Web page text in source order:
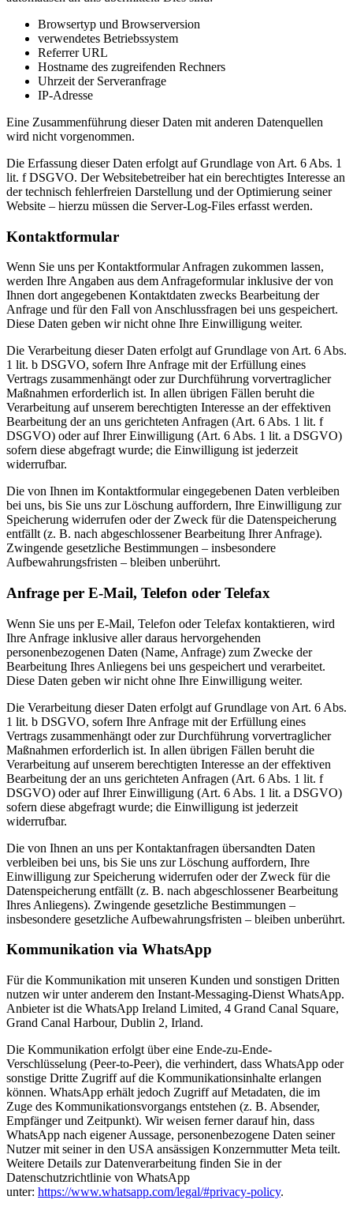
Browsertyp und Browserversion
verwendetes Betriebssystem
Referrer URL
Hostname des zugreifenden Rechners
Uhrzeit der Serveranfrage
IP-Adresse
Eine Zusammenführung dieser Daten mit anderen Datenquellen
wird nicht vorgenommen.
Die Erfassung dieser Daten erfolgt auf Grundlage von Art. 6 Abs. 1
lit. f DSGVO. Der Websitebetreiber hat ein berechtigtes Interesse an
der technisch fehlerfreien Darstellung und der Optimierung seiner
Website – hierzu müssen die Server-Log-Files erfasst werden.
Kontaktformular
Wenn Sie uns per Kontaktformular Anfragen zukommen lassen,
werden Ihre Angaben aus dem Anfrageformular inklusive der von
Ihnen dort angegebenen Kontaktdaten zwecks Bearbeitung der
Anfrage und für den Fall von Anschlussfragen bei uns gespeichert.
Diese Daten geben wir nicht ohne Ihre Einwilligung weiter.
Die Verarbeitung dieser Daten erfolgt auf Grundlage von Art. 6 Abs.
1 lit. b DSGVO, sofern Ihre Anfrage mit der Erfüllung eines
Vertrags zusammenhängt oder zur Durchführung vorvertraglicher
Maßnahmen erforderlich ist. In allen übrigen Fällen beruht die
Verarbeitung auf unserem berechtigten Interesse an der effektiven
Bearbeitung der an uns gerichteten Anfragen (Art. 6 Abs. 1 lit. f
DSGVO) oder auf Ihrer Einwilligung (Art. 6 Abs. 1 lit. a DSGVO)
sofern diese abgefragt wurde; die Einwilligung ist jederzeit
widerrufbar.
Die von Ihnen im Kontaktformular eingegebenen Daten verbleiben
bei uns, bis Sie uns zur Löschung auffordern, Ihre Einwilligung zur
Speicherung widerrufen oder der Zweck für die Datenspeicherung
entfällt (z. B. nach abgeschlossener Bearbeitung Ihrer Anfrage).
Zwingende gesetzliche Bestimmungen – insbesondere
Aufbewahrungsfristen – bleiben unberührt.
Anfrage per E-Mail, Telefon oder Telefax
Wenn Sie uns per E-Mail, Telefon oder Telefax kontaktieren, wird
Ihre Anfrage inklusive aller daraus hervorgehenden
personenbezogenen Daten (Name, Anfrage) zum Zwecke der
Bearbeitung Ihres Anliegens bei uns gespeichert und verarbeitet.
Diese Daten geben wir nicht ohne Ihre Einwilligung weiter.
Die Verarbeitung dieser Daten erfolgt auf Grundlage von Art. 6 Abs.
1 lit. b DSGVO, sofern Ihre Anfrage mit der Erfüllung eines
Vertrags zusammenhängt oder zur Durchführung vorvertraglicher
Maßnahmen erforderlich ist. In allen übrigen Fällen beruht die
Verarbeitung auf unserem berechtigten Interesse an der effektiven
Bearbeitung der an uns gerichteten Anfragen (Art. 6 Abs. 1 lit. f
DSGVO) oder auf Ihrer Einwilligung (Art. 6 Abs. 1 lit. a DSGVO)
sofern diese abgefragt wurde; die Einwilligung ist jederzeit
widerrufbar.
Die von Ihnen an uns per Kontaktanfragen übersandten Daten
verbleiben bei uns, bis Sie uns zur Löschung auffordern, Ihre
Einwilligung zur Speicherung widerrufen oder der Zweck für die
Datenspeicherung entfällt (z. B. nach abgeschlossener Bearbeitung
Ihres Anliegens). Zwingende gesetzliche Bestimmungen –
insbesondere gesetzliche Aufbewahrungsfristen – bleiben unberührt.
Kommunikation via WhatsApp
Für die Kommunikation mit unseren Kunden und sonstigen Dritten
nutzen wir unter anderem den Instant-Messaging-Dienst WhatsApp.
Anbieter ist die WhatsApp Ireland Limited, 4 Grand Canal Square,
Grand Canal Harbour, Dublin 2, Irland.
Die Kommunikation erfolgt über eine Ende-zu-Ende-
Verschlüsselung (Peer-to-Peer), die verhindert, dass WhatsApp oder
sonstige Dritte Zugriff auf die Kommunikationsinhalte erlangen
können. WhatsApp erhält jedoch Zugriff auf Metadaten, die im
Zuge des Kommunikationsvorgangs entstehen (z. B. Absender,
Empfänger und Zeitpunkt). Wir weisen ferner darauf hin, dass
WhatsApp nach eigener Aussage, personenbezogene Daten seiner
Nutzer mit seiner in den USA ansässigen Konzernmutter Meta teilt.
Weitere Details zur Datenverarbeitung finden Sie in der
Datenschutzrichtlinie von WhatsApp
unter: https://www.whatsapp.com/legal/#privacy-policy.